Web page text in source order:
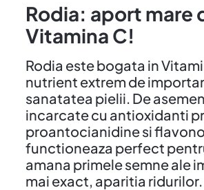
Rodia: aport mare
Vitamina C!
Rodia este bogata in
nutrient extrem de
sanatatea pielii. De
incarcate cu antioxidanti
proantocianidine si
functioneaza perfect
amana primele semne ale
mai exact, aparitia ridurilor.